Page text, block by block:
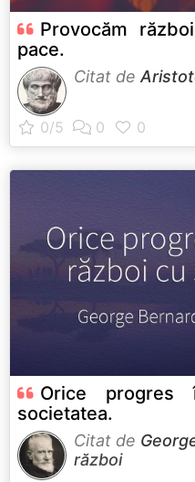
Provocăm
pace.
Citat de
Orice progres
societatea.
Citat de
război